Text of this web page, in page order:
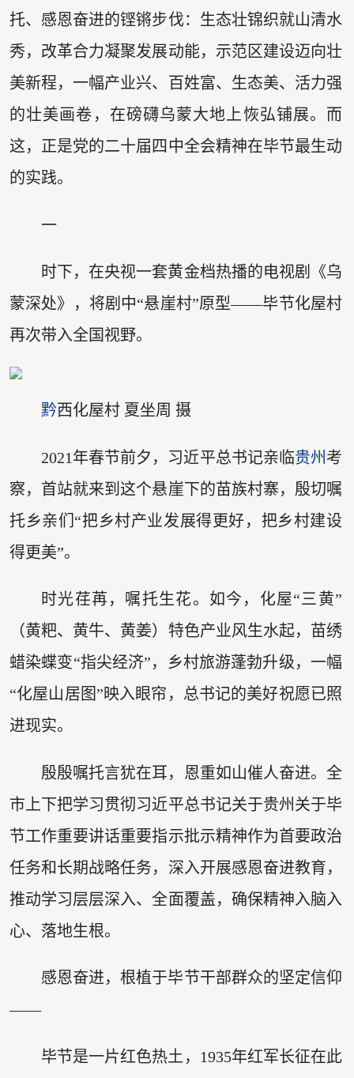
托、感恩奋进的铿锵步伐：生态壮锦织就山清水
秀，改革合力凝聚发展动能，示范区建设迈向壮
美新程，一幅产业兴、百姓富、生态美、活力强
的壮美画卷，在磅礴乌蒙大地上恢弘铺展。而
这，正是党的二十届四中全会精神在毕节最生动
的实践。
一
时下，在央视一套黄金档热播的电视剧《乌
蒙深处》，将剧中“悬崖村”原型——毕节化屋村
再次带入全国视野。
黔西化屋村 夏坐周 摄
2021年春节前夕，习近平总书记亲临贵州 考
察，首站就来到这个悬崖下的苗族村寨，殷切嘱
托乡亲们“把乡村产业发展得更好，把乡村建设
得更美”。
时光荏苒，嘱托生花。如今，化屋“三黄”
（黄粑、黄牛、黄姜）特色产业风生水起，苗绣
蜡染蝶变“指尖经济”，乡村旅游蓬勃升级，一幅
“化屋山居图”映入眼帘，总书记的美好祝愿已照
进现实。
殷殷嘱托言犹在耳，恩重如山催人奋进。全
市上下把学习贯彻习近平总书记关于贵州关于毕
节工作重要讲话重要指示批示精神作为首要政治
任务和长期战略任务，深入开展感恩奋进教育，
推动学习层层深入、全面覆盖，确保精神入脑入
心、落地生根。
感恩奋进，根植于毕节干部群众的坚定信仰
——
毕节是一片红色热土，1935年红军长征在此